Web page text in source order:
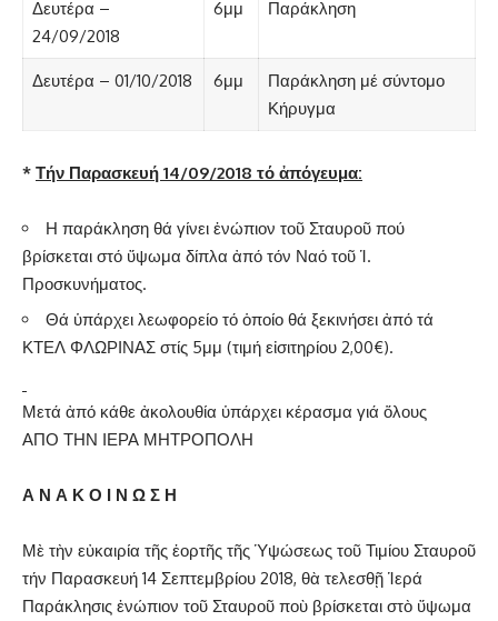
Δευτέρα –
24/09/2018
6μμ Παράκληση
Δευτέρα – 01/10/2018 6μμ
Παράκληση μέ σύντομο
Κήρυγμα
* Τήν Παρασκευή 14/09/2018 τό ἀπόγευμα:
Η παράκληση θά γίνει ἐνώπιον τοῦ Σταυροῦ πού
βρίσκεται στό ὕψωμα δίπλα ἀπό τόν Ναό τοῦ Ἱ.
Προσκυνήματος.
Θά ὑπάρχει λεωφορείο τό ὁποίο θά ξεκινήσει ἀπό τά
ΚΤΕΛ ΦΛΩΡΙΝΑΣ στίς 5μμ (τιμή εἰσιτηρίου 2,00€).
Μετά ἀπό κάθε ἀκολουθία ὑπάρχει κέρασμα γιά ὅλους
ΑΠΟ ΤΗΝ ΙΕΡΑ ΜΗΤΡΟΠΟΛΗ
Α Ν Α Κ Ο Ι Ν Ω Σ Η
Μὲ τὴν εὐκαιρία τῆς ἑορτῆς τῆς Ὑψώσεως τοῦ Τιμίου Σταυροῦ
τήν Παρασκευή 14 Σεπτεμβρίου 2018, θὰ τελεσθῇ Ἱερά
Παράκλησις ἐνώπιον τοῦ Σταυροῦ ποὺ βρίσκεται στὸ ὕψωμα